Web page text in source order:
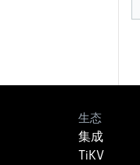
生态
集成
TiKV